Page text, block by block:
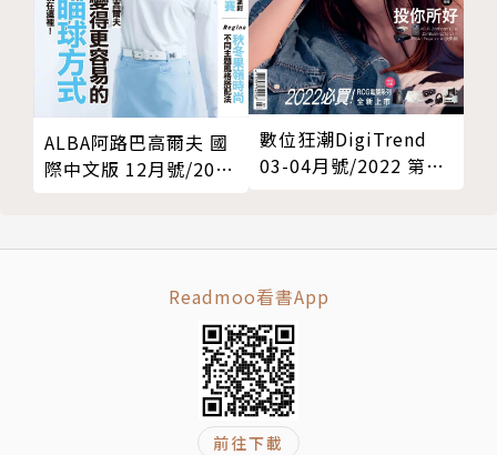
ALBA阿路巴高爾夫 國
際中文版 12月號/2020
數位狂潮DigiTrend
03-04月號/2022 第72
Readmoo看書App
前往下載